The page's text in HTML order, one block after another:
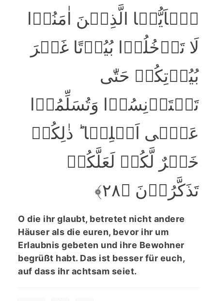
یٰۤاَیُّہَا الَّذِیۡنَ اٰمَنُوۡا
لَا تَدۡخُلُوۡا بُیُوۡتًا غَیۡرَ
بُیُوۡتِکُمۡ حَتّٰی
تَسۡتَاۡنِسُوۡا وَتُسَلِّمُوۡا
عَلٰۤی اَہۡلِہَا ؕ ذٰلِکُمۡ
خَیۡرٌ لَّکُمۡ لَعَلَّکُمۡ
تَذَکَّرُوۡنَ ﴿۲۸﴾
O die ihr glaubt, betretet nicht andere
Häuser als die euren, bevor ihr um
Erlaubnis gebeten und ihre Bewohner
begrüßt habt. Das ist besser für euch,
auf dass ihr achtsam seiet.